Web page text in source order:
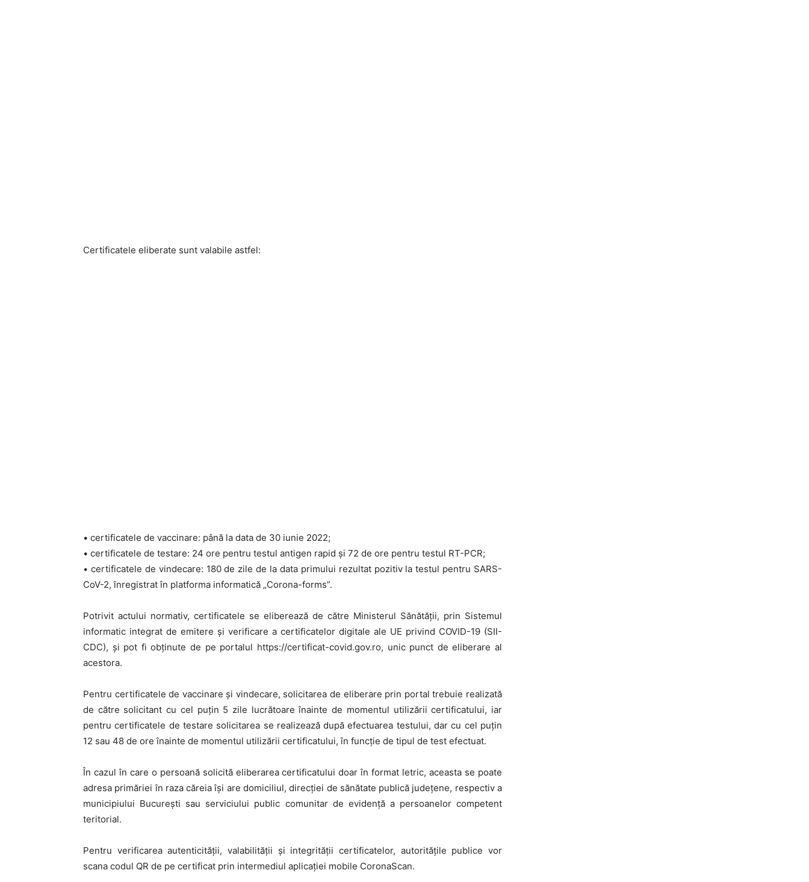
Certificatele eliberate sunt valabile astfel:
• certificatele de vaccinare: până la data de 30 iunie 2022;
• certificatele de testare: 24 ore pentru testul antigen rapid și 72 de ore pentru testul RT-PCR;
• certificatele de vindecare: 180 de zile de la data primului rezultat pozitiv la testul pentru SARS-
CoV-2, înregistrat în platforma informatică „Corona-forms”.
Potrivit actului normativ, certificatele se eliberează de către Ministerul Sănătății, prin Sistemul
informatic integrat de emitere și verificare a certificatelor digitale ale UE privind COVID-19 (SII-
CDC), și pot fi obținute de pe portalul https://certificat-covid.gov.ro, unic punct de eliberare al
acestora.
Pentru certificatele de vaccinare și vindecare, solicitarea de eliberare prin portal trebuie realizată
de către solicitant cu cel puțin 5 zile lucrătoare înainte de momentul utilizării certificatului, iar
pentru certificatele de testare solicitarea se realizează după efectuarea testului, dar cu cel puțin
12 sau 48 de ore înainte de momentul utilizării certificatului, în funcție de tipul de test efectuat.
În cazul în care o persoană solicită eliberarea certificatului doar în format letric, aceasta se poate
adresa primăriei în raza căreia își are domiciliul, direcției de sănătate publică județene, respectiv a
municipiului București sau serviciului public comunitar de evidență a persoanelor competent
teritorial.
Pentru verificarea autenticității, valabilității și integrității certificatelor, autoritățile publice vor
scana codul QR de pe certificat prin intermediul aplicației mobile CoronaScan.